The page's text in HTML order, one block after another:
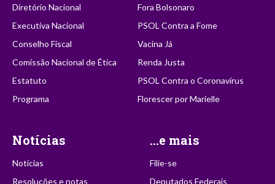
Diretório Nacional
Executiva Nacional
Conselho Fiscal
Comissão Nacional de Ética
Estatuto
Programa
Fora Bolsonaro
PSOL Contra a Fome
Vacina Já
Renda Justa
PSOL Contra o Coronavírus
Florescer por Marielle
Notícias
Notícias
Resoluções e notas
...e mais
Filie-se
Deputados Federais